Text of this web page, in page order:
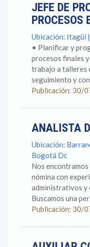
JEFE DE
PROCESOS
Ubicación: Itagüí
• Planificar y
procesos finales
trabajo a talleres
seguimiento y
Publicación: 30/
ANALISTA
Ubicación:
Bogotá Dc
Nos encontramos
nómina con
administrativos y
Buscamos una
Publicación: 30/